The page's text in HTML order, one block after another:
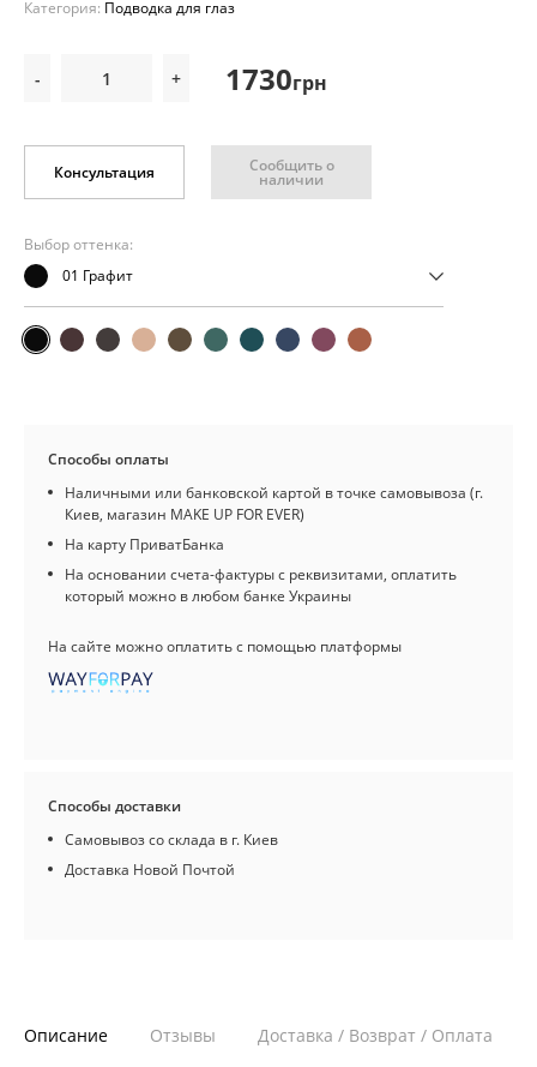
Категория: Подводка для глаз
- + 1730грн
Консультация Сообщить о
наличии
Выбор оттенка:
01 Графит
Способы оплаты
Наличными или банковской картой в точке самовывоза (г.
Киев, магазин MAKE UP FOR EVER)
На карту ПриватБанка
На основании счета-фактуры с реквизитами, оплатить
который можно в любом банке Украины
На сайте можно оплатить с помощью платформы
Способы доставки
Самовывоз со склада в г. Киев
Доставка Новой Почтой
Описание Отзывы Доставка / Возврат / Оплата